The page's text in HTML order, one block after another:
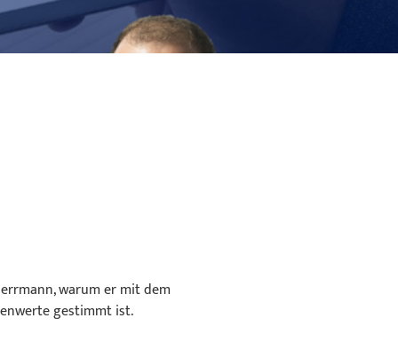
warum er mit dem
gestimmt ist.